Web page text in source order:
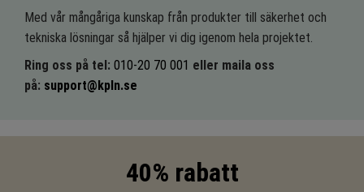
Med vår mångåriga kunskap från produkter till säkerhet och
tekniska lösningar så hjälper vi dig igenom hela projektet.
Ring oss på tel: 010-20 70 001 eller maila oss
på: support@kpln.se
40% rabatt